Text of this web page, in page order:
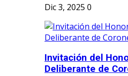
Dic 3, 2025 0
Invitación del
Deliberante de